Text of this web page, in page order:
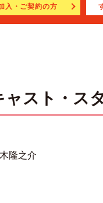
入・ご契約の方
ャスト・ス
隆之介